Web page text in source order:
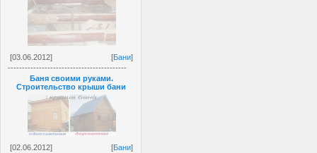
[03.06.2012] [Бани]
------------------------------------------
Баня своими руками.
Строительство крыши бани
[02.06.2012] [Бани]